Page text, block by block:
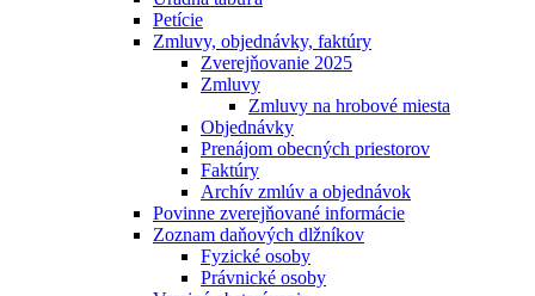
Petície
Zmluvy, objednávky, faktúry
Zverejňovanie 2025
Zmluvy
Zmluvy na hrobové miesta
Objednávky
Prenájom obecných priestorov
Faktúry
Archív zmlúv a objednávok
Povinne zverejňované informácie
Zoznam daňových dlžníkov
Fyzické osoby
Právnické osoby